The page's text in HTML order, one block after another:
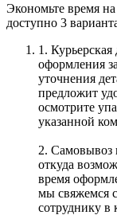
Экономьте время
доступно 3
1. Курьерская
оформления
уточнения
предложит
осмотрите
указанной
2. Самовывоз
откуда
время
мы свяжемся
сотруднику в